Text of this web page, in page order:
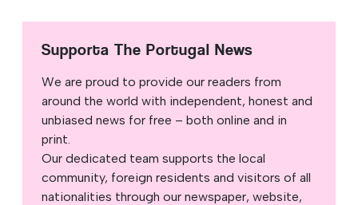
Supporta The Portugal News
We are proud to provide our readers from
around the world with independent, honest and
unbiased news for free – both online and in
print.
Our dedicated team supports the local
community, foreign residents and visitors of all
nationalities through our newspaper, website,